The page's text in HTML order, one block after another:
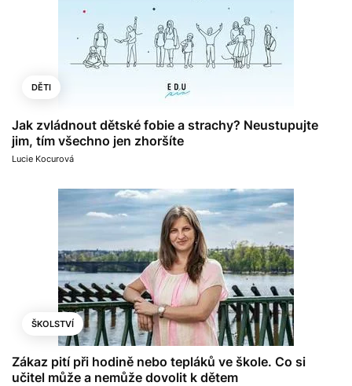
DĚTI
Jak zvládnout dětské fobie a strachy? Neustupujte
jim, tím všechno jen zhoršíte
Lucie Kocurová
ŠKOLSTVÍ
Zákaz pití při hodině nebo tepláků ve škole. Co si
učitel může a nemůže dovolit k dětem